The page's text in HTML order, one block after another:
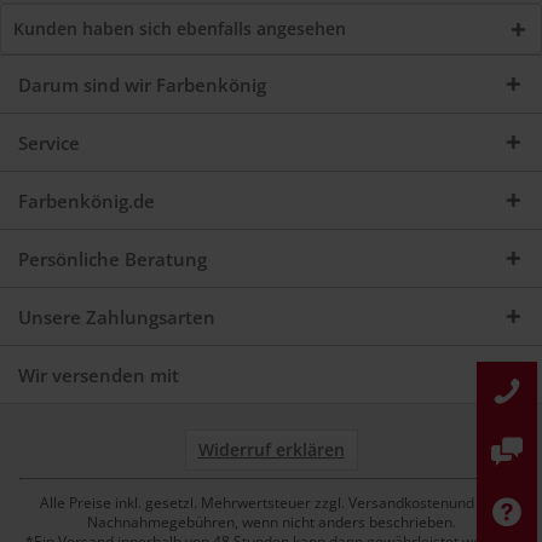
Kunden haben sich ebenfalls angesehen
Darum sind wir Farbenkönig
Service
Farbenkönig.de
Persönliche Beratung
Unsere Zahlungsarten
Wir versenden mit
Widerruf erklären
Alle Preise inkl. gesetzl. Mehrwertsteuer zzgl. Versandkostenund ggf.
Nachnahmegebühren, wenn nicht anders beschrieben.